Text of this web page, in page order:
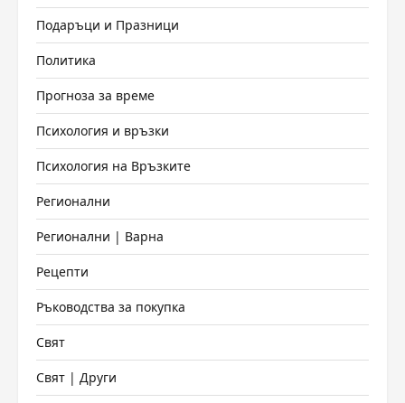
Подаръци и Празници
Политика
Прогноза за време
Психология и връзки
Психология на Връзките
Регионални
Регионални | Варна
Рецепти
Ръководства за покупка
Свят
Свят | Други